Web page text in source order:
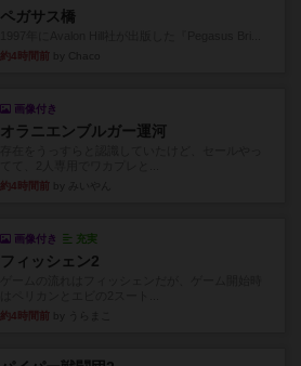
ペガサス橋
約4時間前
画像付き
オラニエンブルガー運河
約4時間前
画像付き 充実
フィッシェン2
約4時間前